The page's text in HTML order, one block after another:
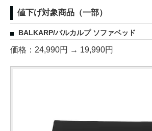
値下げ対象商品（一部）
BALKARP/バルカルプ ソファベッド
価格：24,990円 → 19,990円